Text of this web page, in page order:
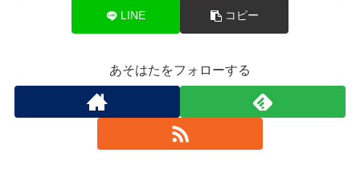
LINE コピー
あそはたをフォローする